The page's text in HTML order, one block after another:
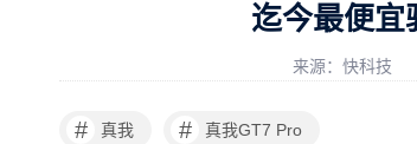
迄今最便宜
来源：快科技
# 真我 # 真我GT7 Pro